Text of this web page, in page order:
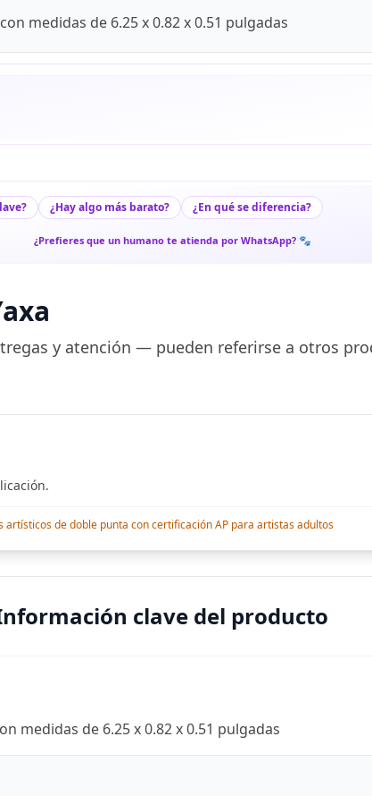
medidas de 6.25 x 0.82 x 0.51 pulgadas
¿Hay algo más barato? ¿En qué se diferencia?
¿Prefieres que un humano te atienda por WhatsApp? 🐾
y atención — pueden referirse a otros
de doble punta con certificación AP para artistas adultos
clave del producto
medidas de 6.25 x 0.82 x 0.51 pulgadas